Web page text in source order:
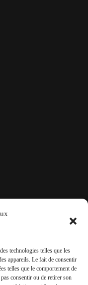
technologies telles que les
appareils. Le fait de consentir
telles que le comportement de
consentir ou de retirer son